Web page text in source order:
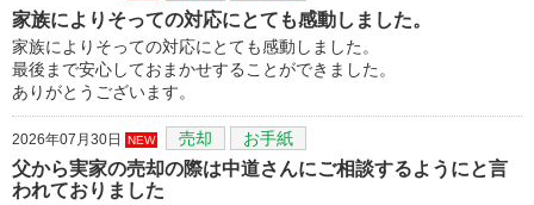
家族によりそっての対応にとても感動しました。
家族によりそっての対応にとても感動しました。
最後まで安心しておまかせすることができました。
ありがとうございます。
2026年07月30日 NEW 売却 お手紙
父から実家の売却の際は中道さんにご相談するようにと言
われておりました